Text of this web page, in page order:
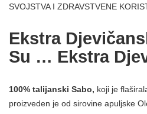
SVOJSTVA I ZDRAVSTVENE
Ekstra
Su … Ekstra
100% talijanski Sabo, koji je
proizveden je od sirovine apuljske